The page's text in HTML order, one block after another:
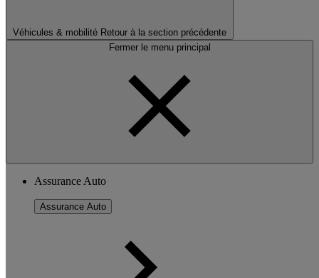
Véhicules & mobilité Retour à la section précédente
Fermer le menu principal
Assurance Auto
Assurance Auto